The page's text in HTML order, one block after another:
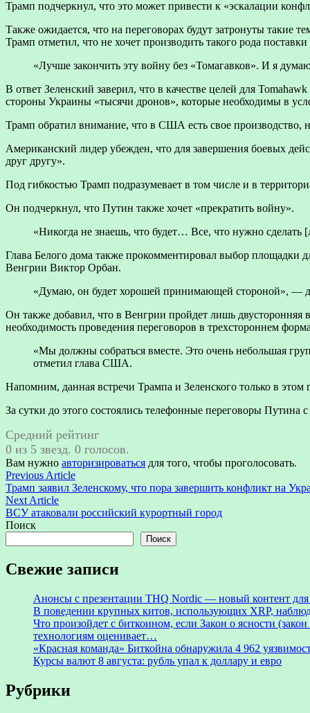
Трамп подчеркнул, что это может привести к «эскалации
Также ожидается, что на переговорах будут затронуты такие
Трамп отметил, что не хочет производить такого рода
«Лучше закончить эту войну без «Томагавков». И я
В ответ Зеленский заверил, что в качестве целей для
стороны Украины «тысячи дронов», которые необходимы в
Трамп обратил внимание, что в США есть свое производство,
Американский лидер убежден, что для завершения боевых
друг другу».
Под гибкостью Трамп подразумевает в том числе и в
Он подчеркнул, что Путин также хочет «прекратить войну».
«Никогда не знаешь, что будет… Все, что нужно
Глава Белого дома также прокомментировал выбор площадки
Венгрии Виктор Орбан.
«Думаю, он будет хорошей принимающей стороной», —
Он также добавил, что в Венгрии пройдет лишь двусторонняя
необходимость проведения переговоров в трехстороннем
«Мы должны собраться вместе. Это очень небольшая
отметил глава США.
Напомним, данная встречи Трампа и Зеленского только в этом
За сутки до этого состоялись телефонные переговоры
Средний рейтинг
0 из 5 звезд. 0 голосов.
Вам нужно авторизироваться для того, чтобы проголосовать.
Навигация
по
записям
Previous ArticlePrevious
article:
Трамп заявил Зеленскому, что пора завершить конфликт на
Next ArticleNext
article:
ВСУ атаковали российский курортный город
Поиск
Поиск
Свежие записи
Анонсы с презентации THQ Nordic — новый контент для
В поведении крупных китов, использующих XRP,
Что произойдет с биткоином, если Закон о ясности
технологиям оценивает…
«Красная команда» Биткойна обнаружила 4 962
Курсы валют 8 августа: рубль упал к доллару и евро
Рубрики